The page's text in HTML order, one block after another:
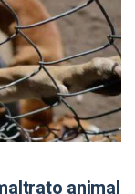
animal